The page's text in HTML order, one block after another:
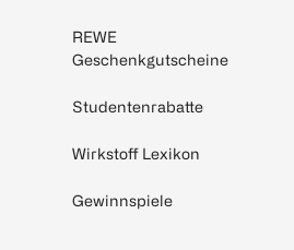
REWE
Geschenkgutscheine
Studentenrabatte
Wirkstoff Lexikon
Gewinnspiele